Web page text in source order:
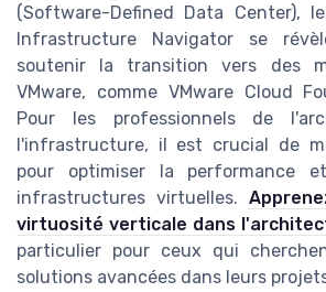
(Software-Defined Data Center),
Infrastructure Navigator se
soutenir la transition vers des
VMware, comme VMware Cloud
Pour les professionnels de
l'infrastructure, il est crucial de
pour optimiser la performance
infrastructures virtuelles.
virtuosité verticale dans
particulier pour ceux qui
solutions avancées dans leurs